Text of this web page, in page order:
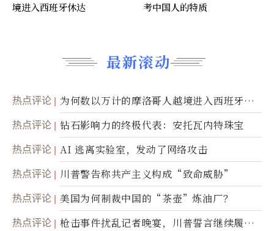
最新滚动
热点评论
为何数以万计的摩洛哥人越境进入西班牙休
达
热点评论 钻石影响力的终极代表：安托瓦内特珠宝
热点评论 AI 逃离实验室，发动了网络攻击
热点评论 川普警告称共产主义构成“致命威胁”
热点评论 美国为何制裁中国的“茶壶”炼油厂？
热点评论
枪击事件扰乱记者晚宴，川普誓言继续履行
境进入西班牙休达
考中国人的特质